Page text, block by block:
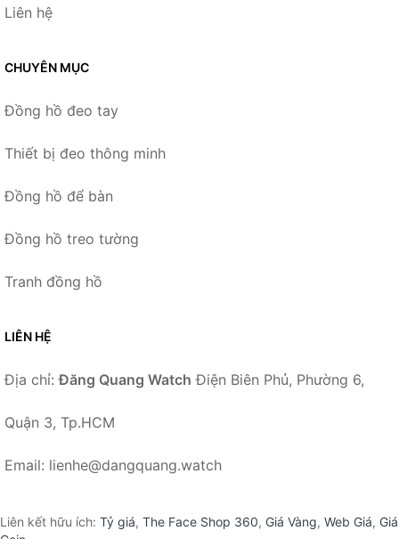
Liên hệ
CHUYÊN MỤC
Đồng hồ đeo tay
Thiết bị đeo thông minh
Đồng hồ để bàn
Đồng hồ treo tường
Tranh đồng hồ
LIÊN HỆ
Địa chỉ:Đăng Quang Watch Điện Biên Phủ, Phường 6,
Quận 3, Tp.HCM
Email: lienhe@dangquang.watch
Liên kết hữu ích: Tỷ giá, The Face Shop 360, Giá Vàng, Web Giá, Giá